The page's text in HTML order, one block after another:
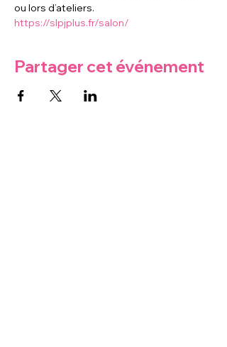
ou lors d’ateliers.
https://slpjplus.fr/salon/
Partager cet événement